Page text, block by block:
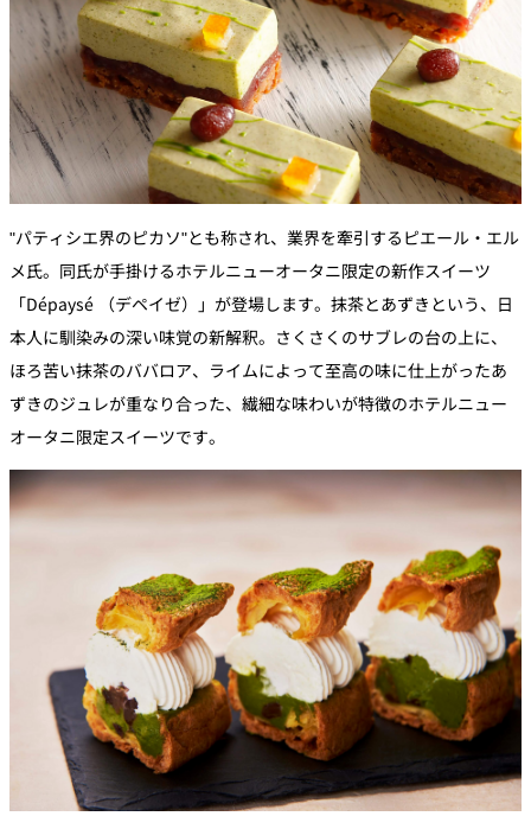
"パティシエ界のピカソ"とも称され、業界を牽引するピエール・エル
メ氏。同氏が手掛けるホテルニューオータニ限定の新作スイーツ
「Dépaysé （デペイゼ）」が登場します。抹茶とあずきという、日
本人に馴染みの深い味覚の新解釈。さくさくのサブレの台の上に、
ほろ苦い抹茶のババロア、ライムによって至高の味に仕上がったあ
ずきのジュレが重なり合った、繊細な味わいが特徴のホテルニュー
オータニ限定スイーツです。